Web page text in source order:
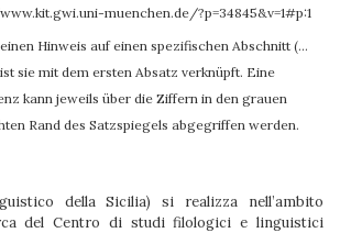
muenchen.de/?p=34845&v=1#p:1
Hinweis auf einen spezifischen Abschnitt (…
sie mit dem ersten Absatz verknüpft. Eine
kann jeweils über die Ziffern in den grauen
Rand des Satzspiegels abgegriffen werden.
della Sicilia) si realizza nell’ambito
del Centro di studi filologici e linguistici